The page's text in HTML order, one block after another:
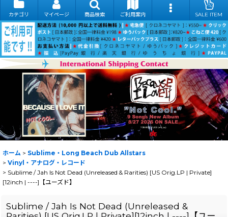
カテゴリ マイページ 商品検索 ご利用案内 SALE ITEM
ホーム > Sublime・Long Beach Dub Allstars
> Vinyl・アナログ・レコード
> Sublime / Jah Is Not Dead (Unreleased & Rarities) [US Orig.LP | Private]
[12inch | ----]【ユーズド】
Sublime / Jah Is Not Dead (Unreleased &